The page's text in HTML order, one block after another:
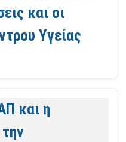
και οι
Υγείας
και η